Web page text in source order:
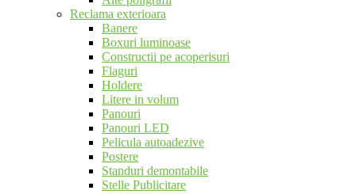
Reclama exterioara
Banere
Boxuri luminoase
Constructii pe acoperisuri
Flaguri
Holdere
Litere in volum
Panouri
Panouri LED
Pelicula autoadezive
Postere
Standuri demontabile
Stelle Publicitare